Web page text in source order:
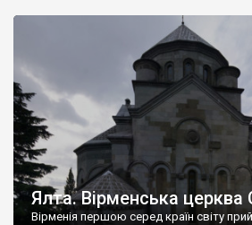
Херсонесі Володимир-язичник, став
А потім було Хрещення Русі. На честь
Ялта. Вірменська церква
Вірменія першою серед країн світу